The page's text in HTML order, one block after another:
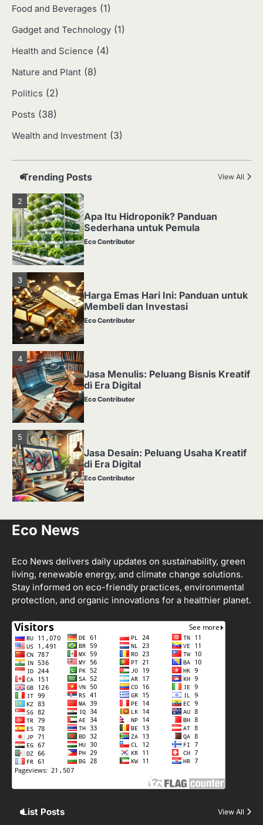
Food and Beverages (1)
Gadget and Technology (1)
Health and Science (4)
Nature and Plant (8)
Politics (2)
Posts (38)
Wealth and Investment (3)
Trending Posts View All
Eco Contributor
Cara Membuat yang Subur
Apa Itu Hidroponik? Panduan
3
Harga Emas Hari Ini: Panduan untuk
Membeli dan Investasi
Eco Contributor
4
Jasa Menulis: Peluang Bisnis Kreatif
di Era Digital
Eco Contributor
5
Jasa Desain: Peluang Usaha Kreatif
di Era Digital
Eco Contributor
1
Media Tanam: Jenis, Fungsi, dan
Cara Membuat yang Subur
Eco Contributor
Eco Contributor
Membeli dan Investasi
Eco Contributor
4
Jasa Menulis: Peluang Bisnis Kreatif
di Era Digital
Eco Contributor
5
Eco News
Eco News delivers daily updates on sustainability, green
living, renewable energy, and climate change solutions.
Stay informed on eco-friendly practices, environmental
protection, and organic innovations for a healthier planet.
List Posts View All